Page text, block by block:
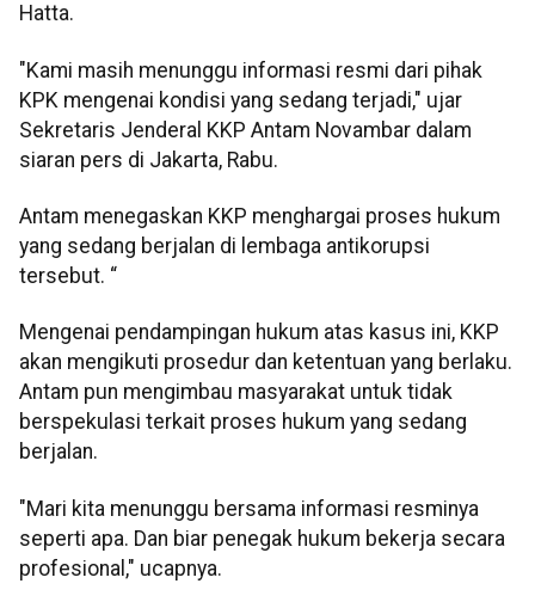
Hatta.
"Kami masih menunggu informasi resmi dari pihak
KPK mengenai kondisi yang sedang terjadi," ujar
Sekretaris Jenderal KKP Antam Novambar dalam
siaran pers di Jakarta, Rabu.
Antam menegaskan KKP menghargai proses hukum
yang sedang berjalan di lembaga antikorupsi
tersebut. “
Mengenai pendampingan hukum atas kasus ini, KKP
akan mengikuti prosedur dan ketentuan yang berlaku.
Antam pun mengimbau masyarakat untuk tidak
berspekulasi terkait proses hukum yang sedang
berjalan.
"Mari kita menunggu bersama informasi resminya
seperti apa. Dan biar penegak hukum bekerja secara
profesional," ucapnya.